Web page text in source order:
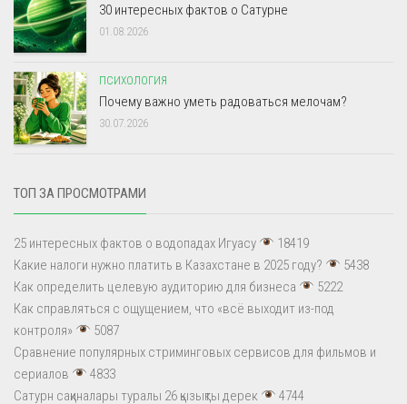
30 интересных фактов о Сатурне
01.08.2026
ПСИХОЛОГИЯ
Почему важно уметь радоваться мелочам?
30.07.2026
ТОП ЗА ПРОСМОТРАМИ
25 интересных фактов о водопадах Игуасу
18419
Какие налоги нужно платить в Казахстане в 2025 году?
5438
Как определить целевую аудиторию для бизнеса
5222
Как справляться с ощущением, что «всё выходит из-под
контроля»
5087
Сравнение популярных стриминговых сервисов для фильмов и
сериалов
4833
Сатурн сақиналары туралы 26 қызықты дерек
4744